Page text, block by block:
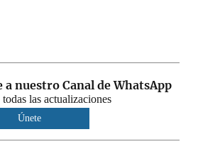
a nuestro Canal de WhatsApp
las actualizaciones
Únete